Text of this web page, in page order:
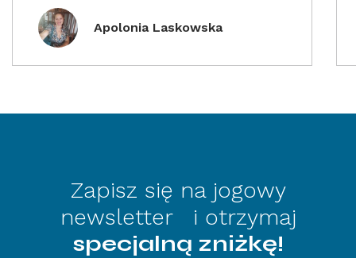
Apolonia Laskowska
Zapisz się na jogowy
newsletter i otrzymaj
specjalną zniżkę!